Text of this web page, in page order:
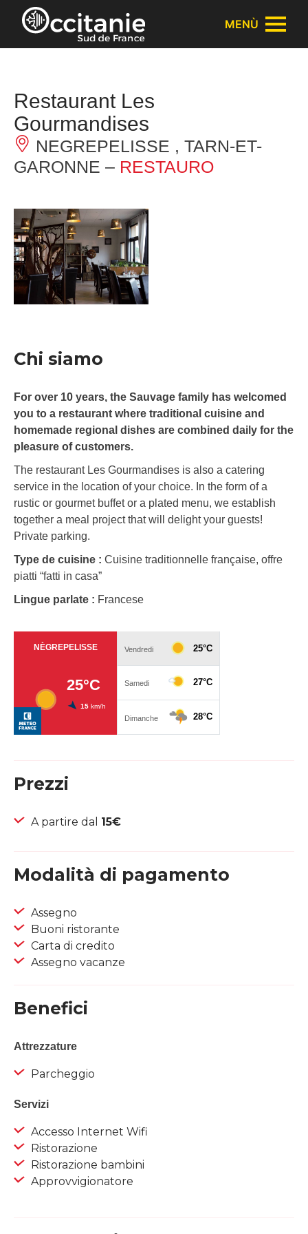
Pannello di gestione dei cookies
MENÙ
Restaurant Les
Gourmandises
NEGREPELISSE , TARN-ET-
GARONNE – RESTAURO
Chi siamo
For over 10 years, the Sauvage family has welcomed
you to a restaurant where traditional cuisine and
homemade regional dishes are combined daily for the
pleasure of customers.
The restaurant Les Gourmandises is also a catering
service in the location of your choice. In the form of a
rustic or gourmet buffet or a plated menu, we establish
together a meal project that will delight your guests!
Private parking.
Type de cuisine : Cuisine traditionnelle française, offre
piatti “fatti in casa”
Lingue parlate : Francese
Prezzi
A partire dal 15€
Modalità di pagamento
Assegno
Buoni ristorante
Carta di credito
Assegno vacanze
Benefici
Attrezzature
Parcheggio
Servizi
Accesso Internet Wifi
Ristorazione
Ristorazione bambini
Approvvigionatore